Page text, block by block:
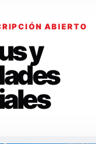
ABIERTO
y